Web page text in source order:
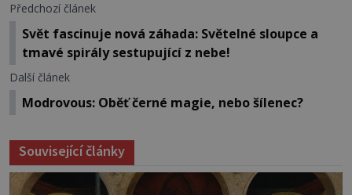
Předchozí článek
Svět fascinuje nová záhada: Světelné sloupce a
tmavé spirály sestupující z nebe!
Další článek
Modrovous: Oběť černé magie, nebo šílenec?
Související články